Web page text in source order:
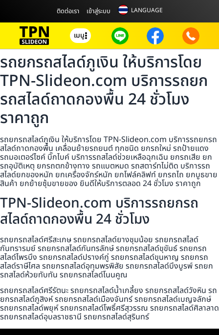
ติดต่อเรา เข้าสู่ระบบ LANGUAGE
เมนู
รถยกรถสไลด์ภูเงิน ให้บริการโดย
TPN-Slideon.com บริการรถยก
รถสไลด์ถาดกองพื้น 24 ชั่วโมง
ราคาถูก
รถยกรถสไลด์ภูเงิน ให้บริการโดย TPN-Slideon.com บริการรถยกรถ
สไลด์ถาดกองพื้น เคลื่อนย้ายรถยนต์ ทุกชนิด ยกรถใหม่ รถป้ายแดง
รถมอเตอร์ไซค์ บิ๊กไบค์ บริการรถสไลด์ช่วยเหลือฉุกเฉิน ยกรถเสีย ยก
รถอุบัติเหตุ ยกรถตกข้างทาง รถแบตหมด รถสตาร์ทไม่ติด บริการรถ
สไลด์ยกของหนัก ยกเครื่องจักร์หนัก ยกโฟล์คลิฟท์ ยกรถไถ ยกบูธขาย
สินค้า ยกย้ายซุ้มขายของ ยินดีให้บริการตลอด 24 ชั่วโมง ราคาถูก
TPN-Slideon.com บริการรถยกรถ
สไลด์ถาดกองพื้น 24 ชั่วโมง
รถยกรถสไลด์ศรีสะเกษ รถยกรถสไลด์ยางชุมน้อย รถยกรถสไลด์
กันทรารมย์ รถยกรถสไลด์กันทรลักษ์ รถยกรถสไลด์ขุขันธ์ รถยกรถ
สไลด์ไพรบึง รถยกรถสไลด์ปรางค์กู่ รถยกรถสไลด์ขุนหาญ รถยกรถ
สไลด์ราษีไศล รถยกรถสไลด์อุทุมพรพิสัย รถยกรถสไลด์บึงบูรพ์ รถยก
รถสไลด์ห้วยทับทัน รถยกรถสไลด์โนนคูณ
รถยกรถสไลด์ศรีรัตนะ รถยกรถสไลด์น้ำเกลี้ยง รถยกรถสไลด์วังหิน รถ
ยกรถสไลด์ภูสิงห์ รถยกรถสไลด์เมืองจันทร์ รถยกรถสไลด์เบญจลักษ์
รถยกรถสไลด์พยุห์ รถยกรถสไลด์โพธิ์ศรีสุวรรณ รถยกรถสไลด์ศิลาลาด
รถยกรถสไลด์อุบลราชธานี รถยกรถสไลด์สุรินทร์